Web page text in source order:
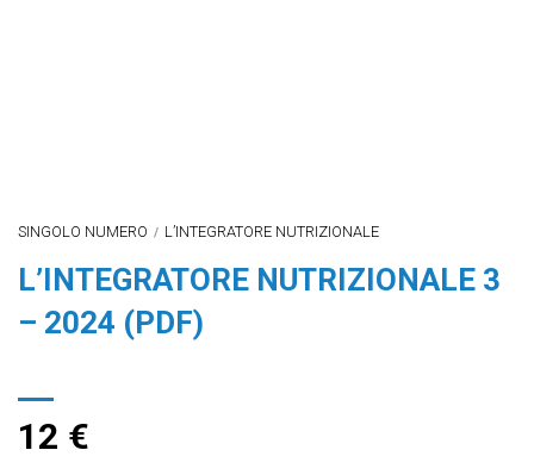
SINGOLO NUMERO / L’INTEGRATORE NUTRIZIONALE
L’INTEGRATORE NUTRIZIONALE 3
– 2024 (PDF)
12 €